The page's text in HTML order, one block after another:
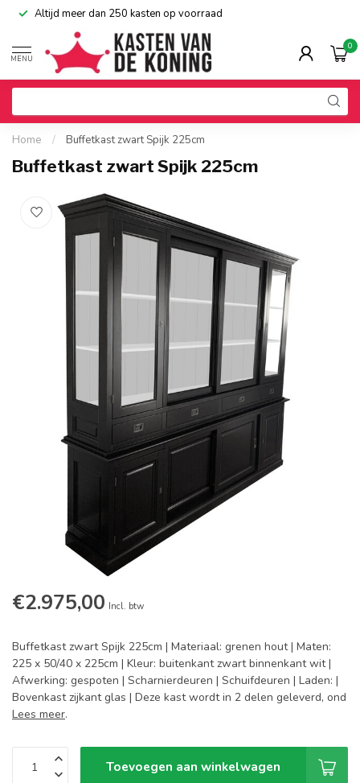
Altijd meer dan 250 kasten op voorraad
MENU
0
Home / Buffetkast zwart Spijk 225cm
Buffetkast zwart Spijk 225cm
€2.975,00 Incl. btw
Buffetkast zwart Spijk 225cm | Materiaal: grenen hout | Maten:
225 x 50/40 x 225cm | Kleur: buitenkant zwart binnenkant wit |
Afwerking: gespoten | Scharnierdeuren | Schuifdeuren | Laden: |
Bovenkast zijkant glas | Deze kast wordt in 2 delen geleverd, ond
Lees meer.
Toevoegen aan winkelwagen